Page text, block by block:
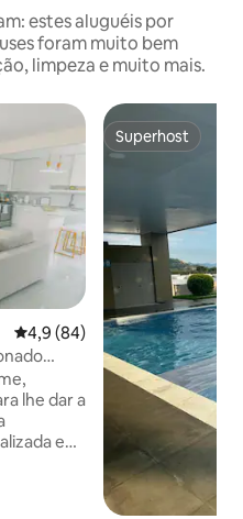
estes aluguéis por
foram muito bem
limpeza e muito mais.
4,9 de uma avaliação média
4,9 (84)
Ramblas
lhe dar a
em
Superhost
Superhost